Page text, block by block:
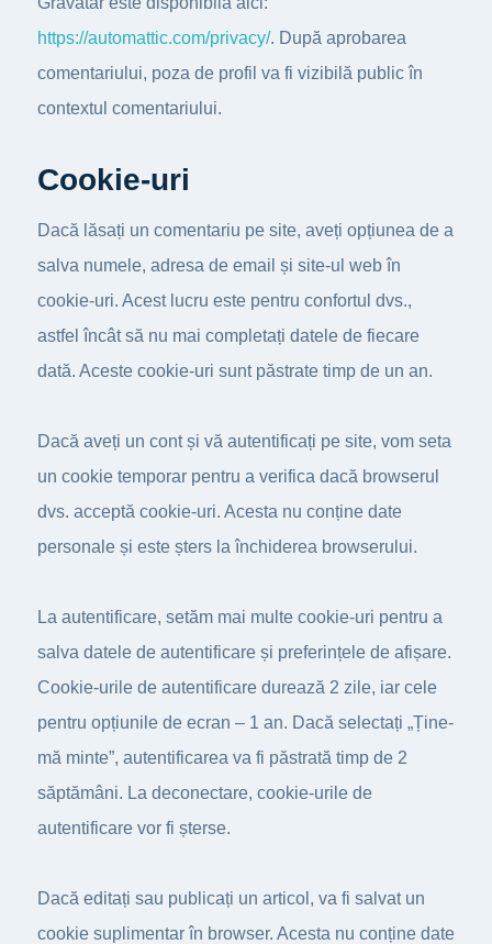
https://automattic.com/privacy/. După aprobarea
comentariului, poza de profil va fi vizibilă public în
contextul comentariului.
Cookie-uri
Dacă lăsați un comentariu pe site, aveți opțiunea de a
salva numele, adresa de email și site-ul web în
cookie-uri. Acest lucru este pentru confortul dvs.,
astfel încât să nu mai completați datele de fiecare
dată. Aceste cookie-uri sunt păstrate timp de un an.
Dacă aveți un cont și vă autentificați pe site, vom seta
un cookie temporar pentru a verifica dacă browserul
dvs. acceptă cookie-uri. Acesta nu conține date
personale și este șters la închiderea browserului.
La autentificare, setăm mai multe cookie-uri pentru a
salva datele de autentificare și preferințele de afișare.
Cookie-urile de autentificare durează 2 zile, iar cele
pentru opțiunile de ecran – 1 an. Dacă selectați „Ține-
mă minte”, autentificarea va fi păstrată timp de 2
săptămâni. La deconectare, cookie-urile de
autentificare vor fi șterse.
Dacă editați sau publicați un articol, va fi salvat un
cookie suplimentar în browser. Acesta nu conține date